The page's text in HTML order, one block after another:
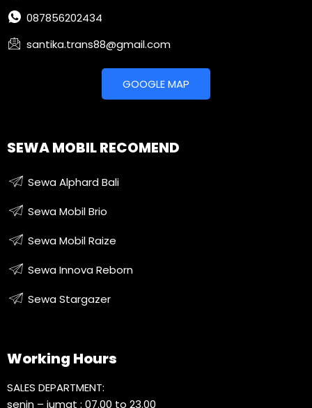
087856202434
santika.trans88@gmail.com
GOOGLE MAP
SEWA MOBIL RECOMEND
Sewa Alphard Bali
Sewa Mobil Brio
Sewa Mobil Raize
Sewa Innova Reborn
Sewa Stargazer
Working Hours
SALES DEPARTMENT:
senin – jumat : 07.00 to 23.00